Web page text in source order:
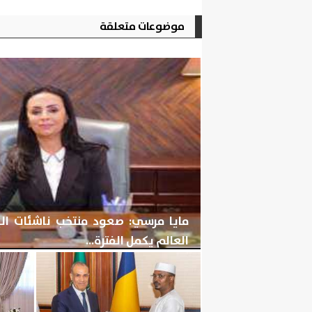
موضوعات متعلقة
مايا مرسي: صعود منتخب ناشئات
العالم يكمل الفترة...
الجمعة، 7 أغسطس 2026 05:28 مـ